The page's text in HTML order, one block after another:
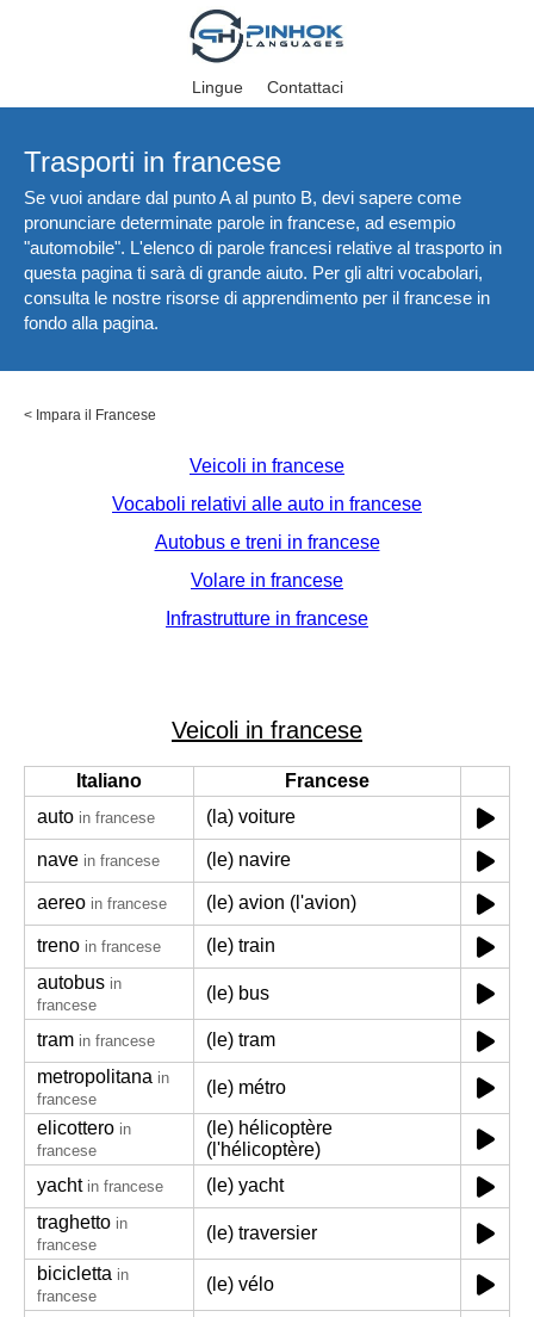
Lingue Contattaci
Trasporti in francese
Se vuoi andare dal punto A al punto B, devi sapere come
pronunciare determinate parole in francese, ad esempio
"automobile". L'elenco di parole francesi relative al trasporto in
questa pagina ti sarà di grande aiuto. Per gli altri vocabolari,
consulta le nostre risorse di apprendimento per il francese in
fondo alla pagina.
< Impara il Francese
Veicoli in francese
Vocaboli relativi alle auto in francese
Autobus e treni in francese
Volare in francese
Infrastrutture in francese
Veicoli in francese
Italiano
Francese
auto in francese (la) voiture
nave in francese (le) navire
aereo in francese (le) avion (l'avion)
treno in francese
(le) train
autobus in
francese
(le) bus
tram in francese
(le) tram
metropolitana in
francese
(le) métro
elicottero in
francese
(le) hélicoptère
(l'hélicoptère)
yacht in francese
(le) yacht
traghetto in
francese
(le) traversier
bicicletta in
francese
(le) vélo